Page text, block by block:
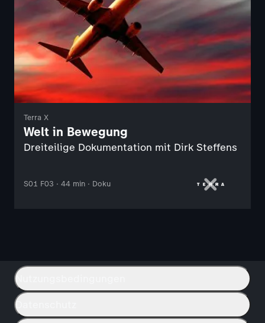
Terra X
Welt in Bewegung
Dreiteilige Dokumentation mit Dirk Steffens
S01 F03 · 44 min · Doku
Nutzungsbedingungen
Datenschutz